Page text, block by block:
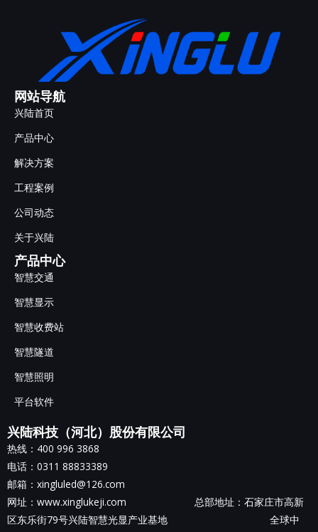
网站导航
兴陆首页
产品中心
解决方案
工程案例
公司动态
关于兴陆
产品中心
智慧交通
智慧显示
智慧收费站
智慧隧道
智慧照明
平台软件
兴陆科技（河北）股份有限公司
热线：400 996 3868
电话：0311 88833389
邮箱：xingluled@126.com
网址：www.xinglukeji.com 总部地址： 石家庄市高新
区东乐街79号兴陆智慧光显产业基地 全球中